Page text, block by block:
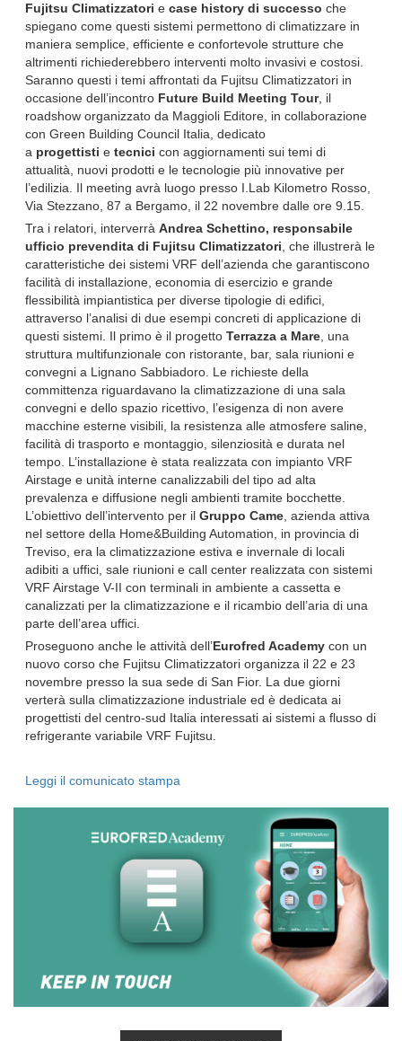
Fujitsu Climatizzatori e case history di successo che
spiegano come questi sistemi permettono di climatizzare in
maniera semplice, efficiente e confortevole strutture che
altrimenti richiederebbero interventi molto invasivi e costosi.
Saranno questi i temi affrontati da Fujitsu Climatizzatori in
occasione dell’incontro Future Build Meeting Tour, il
roadshow organizzato da Maggioli Editore, in collaborazione
con Green Building Council Italia, dedicato
a progettisti e tecnici con aggiornamenti sui temi di
attualità, nuovi prodotti e le tecnologie più innovative per
l’edilizia. Il meeting avrà luogo presso I.Lab Kilometro Rosso,
Via Stezzano, 87 a Bergamo, il 22 novembre dalle ore 9.15.
Tra i relatori, interverrà Andrea Schettino, responsabile
ufficio prevendita di Fujitsu Climatizzatori , che illustrerà le
caratteristiche dei sistemi VRF dell’azienda che garantiscono
facilità di installazione, economia di esercizio e grande
flessibilità impiantistica per diverse tipologie di edifici,
attraverso l’analisi di due esempi concreti di applicazione di
questi sistemi. Il primo è il progetto Terrazza a Mare, una
struttura multifunzionale con ristorante, bar, sala riunioni e
convegni a Lignano Sabbiadoro. Le richieste della
committenza riguardavano la climatizzazione di una sala
convegni e dello spazio ricettivo, l’esigenza di non avere
macchine esterne visibili, la resistenza alle atmosfere saline,
facilità di trasporto e montaggio, silenziosità e durata nel
tempo. L’installazione è stata realizzata con impianto VRF
Airstage e unità interne canalizzabili del tipo ad alta
prevalenza e diffusione negli ambienti tramite bocchette.
L’obiettivo dell’intervento per il Gruppo Came, azienda attiva
nel settore della Home&Building Automation, in provincia di
Treviso, era la climatizzazione estiva e invernale di locali
adibiti a uffici, sale riunioni e call center realizzata con sistemi
VRF Airstage V-II con terminali in ambiente a cassetta e
canalizzati per la climatizzazione e il ricambio dell’aria di una
parte dell’area uffici.
Proseguono anche le attività dell’Eurofred Academycon un
nuovo corso che Fujitsu Climatizzatori organizza il 22 e 23
novembre presso la sua sede di San Fior. La due giorni
verterà sulla climatizzazione industriale ed è dedicata ai
progettisti del centro-sud Italia interessati ai sistemi a flusso di
refrigerante variabile VRF Fujitsu.
Leggi il comunicato stampa